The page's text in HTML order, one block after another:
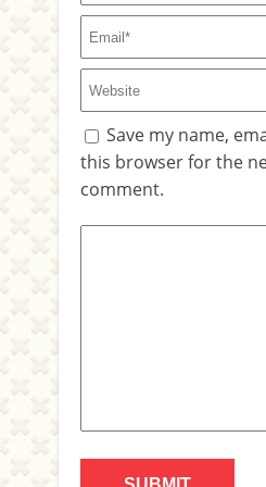
Save my name,
this browser for the
comment.